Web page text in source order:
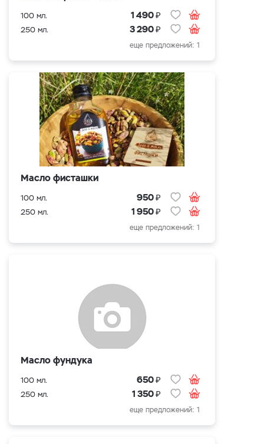
100 мл. 1 490₽
250 мл. 3 290₽
еще предложений: 1
Масло фисташки
100 мл. 950₽
250 мл. 1 950₽
еще предложений: 1
Масло фундука
100 мл. 650₽
250 мл. 1 350₽
еще предложений: 1